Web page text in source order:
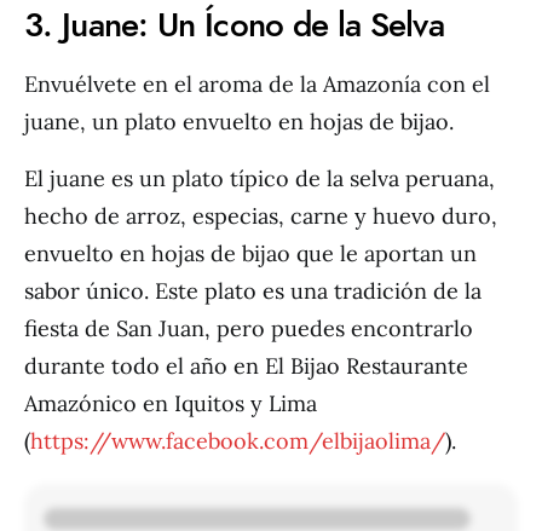
3. Juane: Un Ícono de la Selva
Envuélvete en el aroma de la Amazonía con el
juane, un plato envuelto en hojas de bijao.
El juane es un plato típico de la selva peruana,
hecho de arroz, especias, carne y huevo duro,
envuelto en hojas de bijao que le aportan un
sabor único. Este plato es una tradición de la
fiesta de San Juan, pero puedes encontrarlo
durante todo el año en El Bijao Restaurante
Amazónico en Iquitos y Lima
(https://www.facebook.com/elbijaolima/).